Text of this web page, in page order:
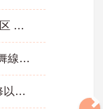
愛知県 名古屋市中村区 那古野1-39-12
名古屋市営地下鉄鶴舞線「丸の内(愛知)駅」徒歩7分
■介護職員初任者研修以上 ※無資格の方も応募可（資格支援制度あり）